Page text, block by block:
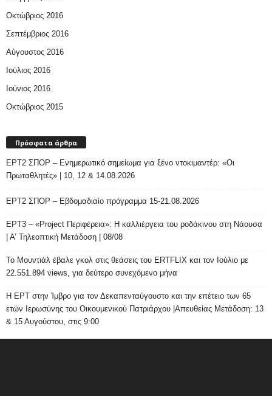
Οκτώβριος 2016
Σεπτέμβριος 2016
Αύγουστος 2016
Ιούλιος 2016
Ιούνιος 2016
Οκτώβριος 2015
Πρόσφατα άρθρα
ΕΡΤ2 ΣΠΟΡ – Ενημερωτικό σημείωμα για ξένο ντοκιμαντέρ: «Οι
Πρωταθλητές» | 10, 12 & 14.08.2026
ΕΡΤ2 ΣΠΟΡ – Εβδομαδιαίο πρόγραμμα 15-21.08.2026
ΕΡΤ3 – «Project Περιφέρεια»: Η καλλιέργεια του ροδάκινου στη Νάουσα
| Α’ Τηλεοπτική Μετάδοση | 08/08
Το Μουντιάλ έβαλε γκολ στις θεάσεις του ERTFLIX και τον Ιούλιο με
22.551.894 views, για δεύτερο συνεχόμενο μήνα
Η ΕΡΤ στην Ίμβρο για τον Δεκαπενταύγουστο και την επέτειο των 65
ετών Ιερωσύνης του Οικουμενικού Πατριάρχου |Απευθείας Μετάδοση: 13
& 15 Αυγούστου, στις 9:00